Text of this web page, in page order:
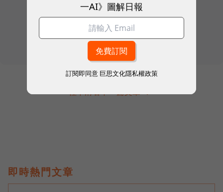
往下滑看下一篇文章
即時熱門文章
一AI》圖解日報
訂閱即同意 巨思文化隱私權政策